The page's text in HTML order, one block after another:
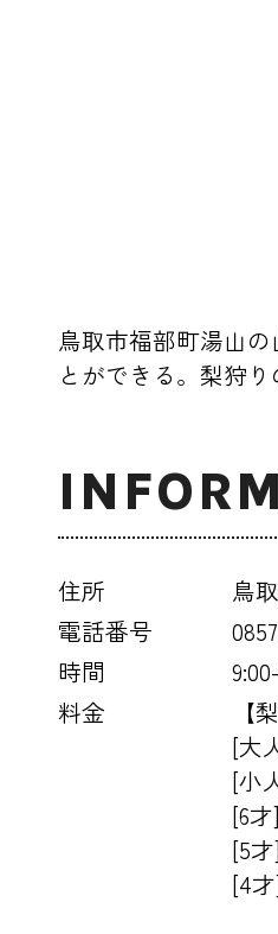
鳥取市福部町湯山
とができる。梨狩
住所
鳥
電話番号
時間
料金
【
[大
[小
[6
[5
[4